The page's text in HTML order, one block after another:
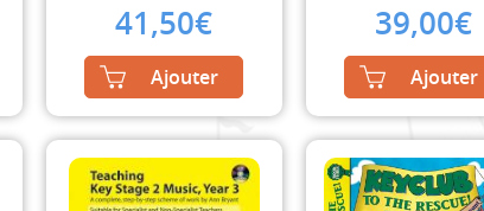
41,50€
Ajouter
39,00€
Ajouter